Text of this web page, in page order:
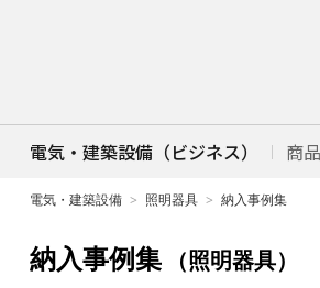
電気・建築設備（ビジネス） 商
電気・建築設備 照明器具 納入事例集
納入事例集 （照明器具）